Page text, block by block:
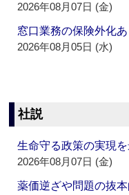
2026年08月07日 (金)
窓口業務の保険外化
2026年08月05日 (水)
社説
生命守る政策の実現
2026年08月07日 (金)
薬価逆ざや問題の抜